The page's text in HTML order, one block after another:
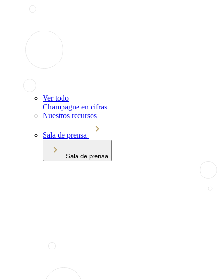
Ver todo
Champagne en cifras
Nuestros recursos
Sala de prensa
Sala de prensa